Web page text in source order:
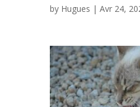
by Hugues | Avr 24,